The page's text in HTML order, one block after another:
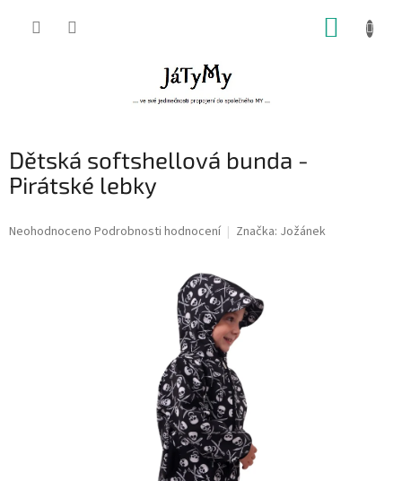
Dětská softshellová bunda -
Pirátské lebky
Průměrné
Neohodnoceno Podrobnosti hodnocení Značka: Jožánek